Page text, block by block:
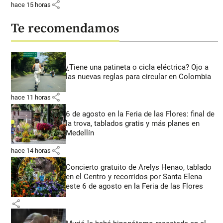
hace 15 horas share
Te recomendamos
¿Tiene una patineta o cicla eléctrica? Ojo a
las nuevas reglas para circular en Colombia
hace 11 horas share
6 de agosto en la Feria de las Flores: final de
la trova, tablados gratis y más planes en
Medellín
hace 14 horas share
Concierto gratuito de Arelys Henao, tablado
en el Centro y recorridos por Santa Elena
este 6 de agosto en la Feria de las Flores
share